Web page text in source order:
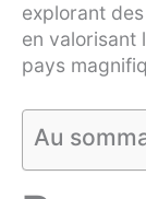
explorant
en valorisant
pays
Au